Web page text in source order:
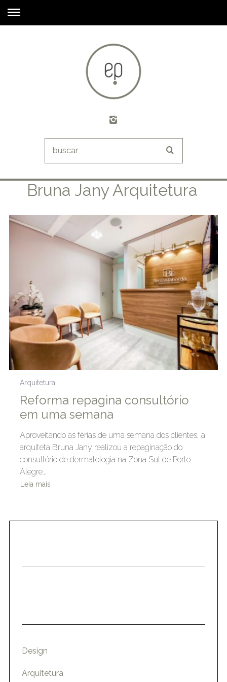
Bruna Jany Arquitetura
Arquitetura
Reforma repagina consultório
em uma semana
Aproveitando as férias de uma semana dos clientes, a
arquiteta Bruna Jany realizou a repaginação do
consultório de dermatologia na Zona Sul de Porto
Alegre…
Leia mais
Design
Arquitetura